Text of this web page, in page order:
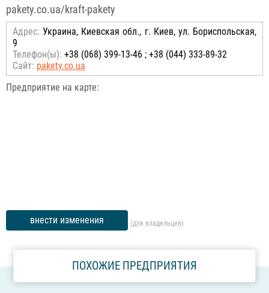
pakety.co.ua/kraft-pakety
Адрес: Украина, Киевская обл., г. Киев, ул. Бориспольская,
9
Телефон(ы): +38 (068) 399-13-46 ; +38 (044) 333-89-32
Сайт: pakety.co.ua
Предприятие на карте:
внести изменения (для владельцев)
ПОХОЖИЕ ПРЕДПРИЯТИЯ